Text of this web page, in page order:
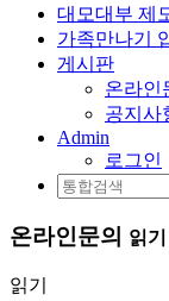
대모대부 제
가족만나기
게시판
온라인
공지사
Admin
로그인
온라인문의 읽기
읽기